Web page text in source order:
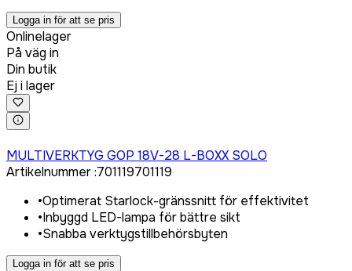
Logga in för att se pris
Onlinelager
På väg in
Din butik
Ej i lager
MULTIVERKTYG GOP 18V-28 L-BOXX SOLO
Artikelnummer:701119701119
•Optimerat Starlock-gränssnitt för effektivitet
•Inbyggd LED-lampa för bättre sikt
•Snabba verktygstillbehörsbyten
Logga in för att se pris